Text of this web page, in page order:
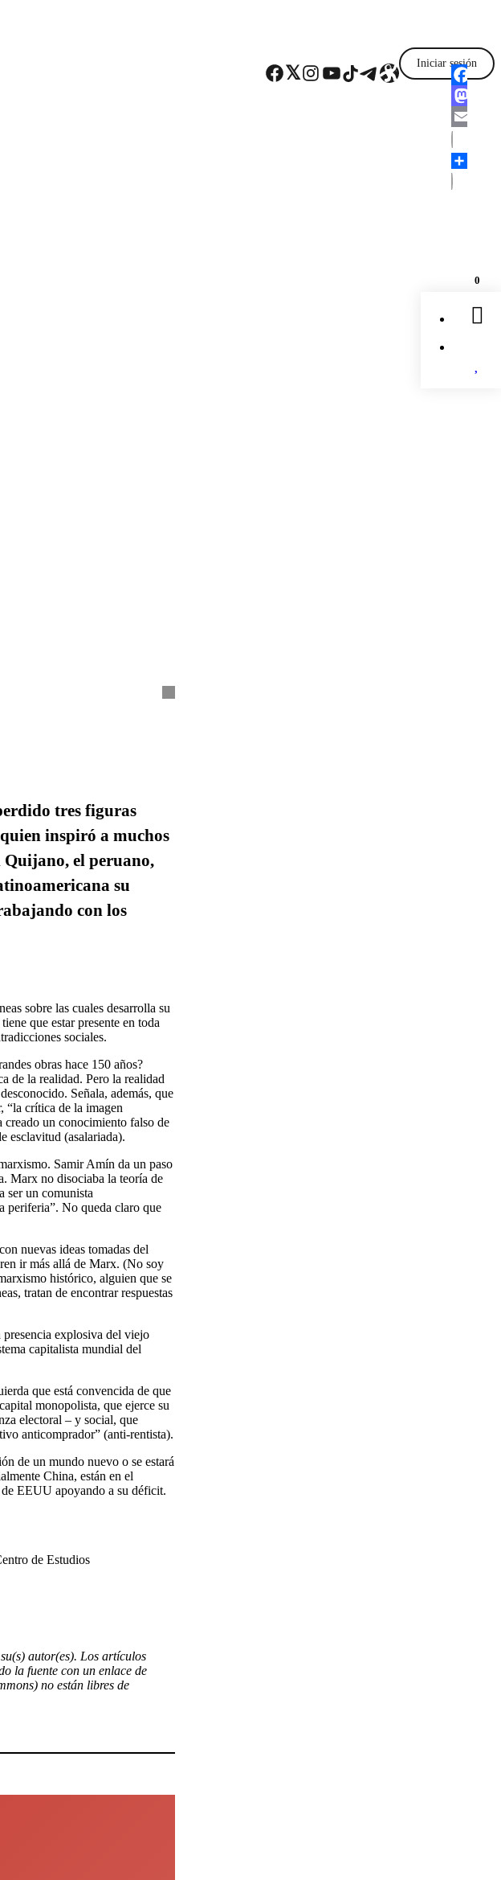
Facebook Twitter Instagram YouTube TikTok Telegram Enlace Iniciar sesión
0
tres figuras
inspiró a muchos
Quijano, el peruano,
su
con los
sobre las cuales desarrolla su
que estar presente en toda
sociales.
obras hace 150 años?
de la realidad. Pero la realidad
Señala, además, que
“la crítica de la imagen
un conocimiento falso de
esclavitud (asalariada).
Samir Amín da un paso
Marx no disociaba la teoría de
ser un comunista
periferia”. No queda claro que
nuevas ideas tomadas del
ir más allá de Marx. (No soy
histórico, alguien que se
tratan de encontrar respuestas
explosiva del viejo
capitalista mundial del
que está convencida de que
monopolista, que ejerce su
electoral – y social, que
anticomprador” (anti-rentista).
de un mundo nuevo o se estará
China, están en el
EEUU apoyando a su déficit.
de Estudios
autor(es). Los artículos
la fuente con un enlace de
no están libres de
Facebook